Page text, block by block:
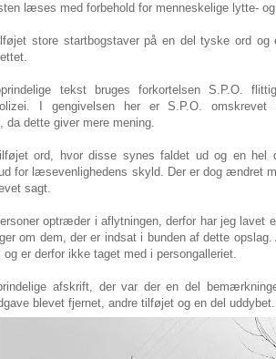
læses med forbehold for menneskelige lytte-
store startbogstaver på en del tyske ord
tekst bruges forkortelsen S.P.O.
I gengivelsen her er S.P.O. omskrevet
da dette giver mere mening.
ord, hvor disse synes faldet ud og en hel
for læsevenlighedens skyld. Der er dog ændret
sagt.
optræder i aflytningen, derfor har jeg lavet
om dem, der er indsat i bunden af dette
og er derfor ikke taget med i persongalleriet.
afskrift, der var der en del
blevet fjernet, andre tilføjet og en del uddybet.